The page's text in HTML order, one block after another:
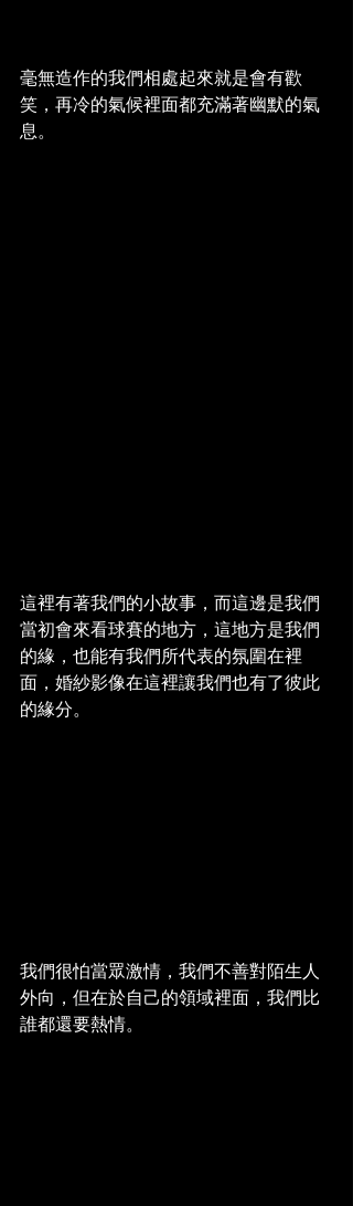
毫無造作的我們相處起來就是會有歡
笑，再冷的氣候裡面都充滿著幽默的氣
息。
這裡有著我們的小故事，而這邊是我們
當初會來看球賽的地方，這地方是我們
的緣，也能有我們所代表的氛圍在裡
面，婚紗影像在這裡讓我們也有了彼此
的緣分。
我們很怕當眾激情，我們不善對陌生人
外向，但在於自己的領域裡面，我們比
誰都還要熱情。